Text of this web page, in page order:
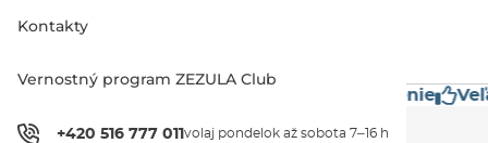
Kontakty
Vernostný program ZEZULA Club
+420 516 777 011 volaj pondelok až sobota 7–16 h
Mimoriadne rýchle doručenie